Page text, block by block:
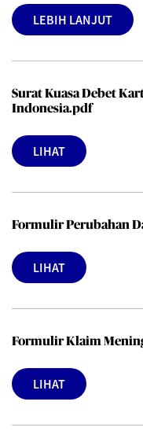
LEBIH LANJUT
Surat Kuasa Debet
Indonesia.pdf
LIHAT
Formulir Perubahan
LIHAT
Formulir Klaim
LIHAT